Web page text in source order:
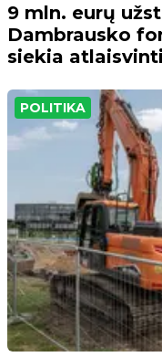
9 mln. eurų
Dambrausko
siekia
POLITIKA